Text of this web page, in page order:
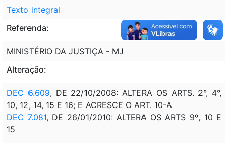
Texto integral
Referenda:
MINISTÉRIO DA JUSTIÇA - MJ
Alteração:
DEC 6.609, DE 22/10/2008: ALTERA OS ARTS. 2°, 4°,
10, 12, 14, 15 E 16; E ACRESCE O ART. 10-A
DEC 7.081, DE 26/01/2010: ALTERA OS ARTS 9º, 10 E
15